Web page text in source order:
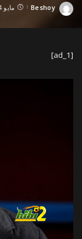
Posted
Beshoy مايو 14, 2024
[ad_1]